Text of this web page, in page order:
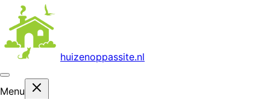
huizenoppassite.nl
Menu